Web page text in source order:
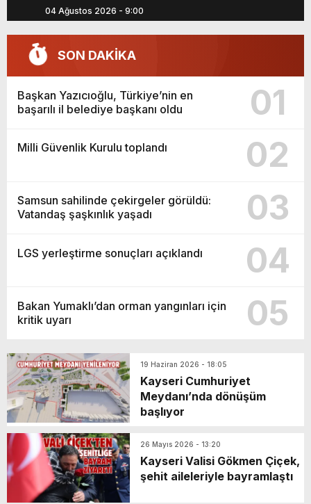
Parkı
04 Ağustos 2026 - 9:00
SON DAKİKA
Başkan Yazıcıoğlu, Türkiye’nin en
başarılı il belediye başkanı oldu
01
Milli Güvenlik Kurulu toplandı 02
Samsun sahilinde çekirgeler görüldü:
Vatandaş şaşkınlık yaşadı
03
LGS yerleştirme sonuçları açıklandı 04
Bakan Yumaklı’dan orman yangınları için
kritik uyarı
05
19 Haziran 2026 - 18:05
Kayseri Cumhuriyet
Meydanı’nda dönüşüm
başlıyor
26 Mayıs 2026 - 13:20
Kayseri Valisi Gökmen Çiçek,
şehit aileleriyle bayramlaştı